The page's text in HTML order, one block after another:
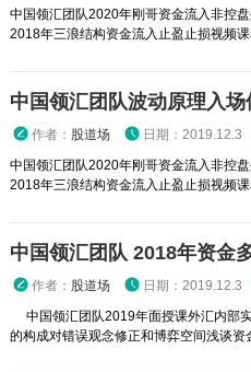
中国领汇团队2020年刚哥资金流入非控
2018年三浪结构资金流入止盈止损视频
作者： 股道场 日期：2019.12.3
中国领汇团队2020年刚哥资金流入非控
2018年三浪结构资金流入止盈止损视频
作者： 股道场 日期：2019.12.3
中国领汇团队2019年面授课外汇内部
的构成对错误观念修正和博弈空间浅谈资